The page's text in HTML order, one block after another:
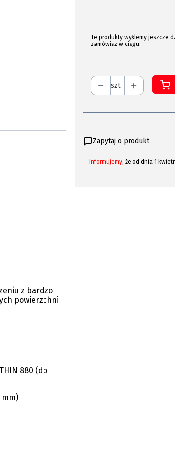
z bardzo
powierzchni
880 (do
mm)
Te produkty wyślemy jeszcze
zamówisz w ciągu:
szt.
Zapytaj o produkt
Informujemy, że od dnia 1